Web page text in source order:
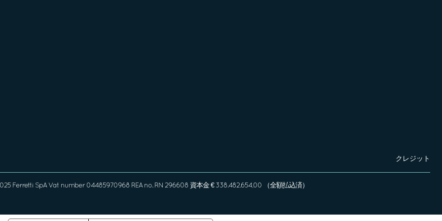
クレジット
Ferretti SpA Vat number 04485970968 REA no. RN 296608 資本金 € 338.482.654,00 （全額払込済）